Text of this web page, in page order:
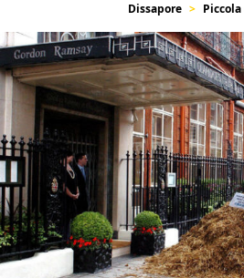
Dissapore